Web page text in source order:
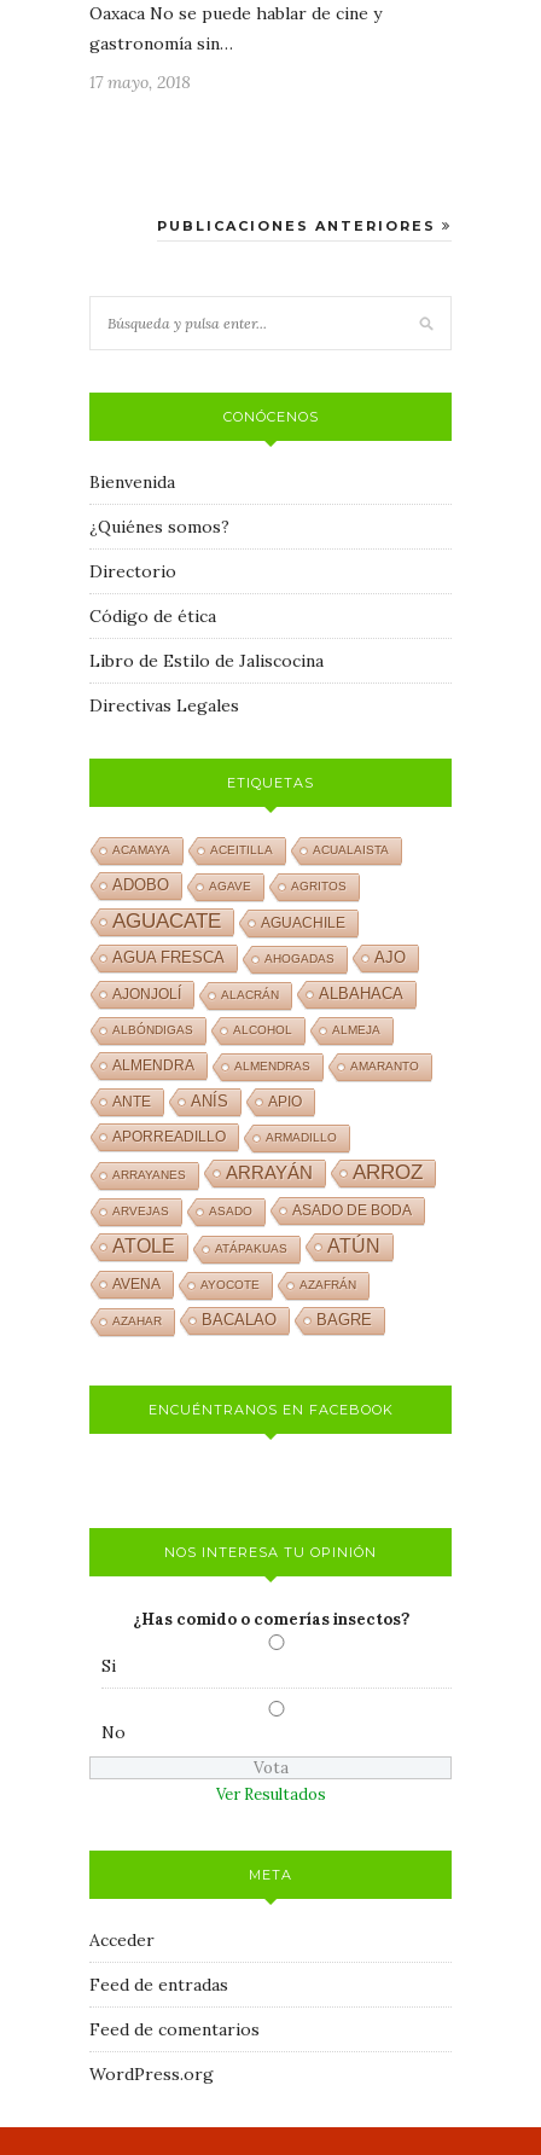
Oaxaca No se puede hablar de cine y
gastronomía sin…
17 mayo, 2018
PUBLICACIONES ANTERIORES
CONÓCENOS
Bienvenida
¿Quiénes somos?
Directorio
Código de ética
Libro de Estilo de Jaliscocina
Directivas Legales
ETIQUETAS
ACAMAYA ACEITILLA ACUALAISTA
ADOBO AGAVE AGRITOS
AGUACATE AGUACHILE
AGUA FRESCA AHOGADAS AJO
AJONJOLÍ ALACRÁN ALBAHACA
ALBÓNDIGAS ALCOHOL ALMEJA
ALMENDRA ALMENDRAS AMARANTO
ANTE ANÍS APIO
APORREADILLO ARMADILLO
ARRAYANES ARRAYÁN ARROZ
ARVEJAS ASADO ASADO DE BODA
ATOLE ATÁPAKUAS ATÚN
AVENA AYOCOTE AZAFRÁN
AZAHAR BACALAO BAGRE
ENCUÉNTRANOS EN FACEBOOK
NOS INTERESA TU OPINIÓN
¿Has comido o comerías insectos?
Si
No
Ver Resultados
META
Acceder
Feed de entradas
Feed de comentarios
WordPress.org